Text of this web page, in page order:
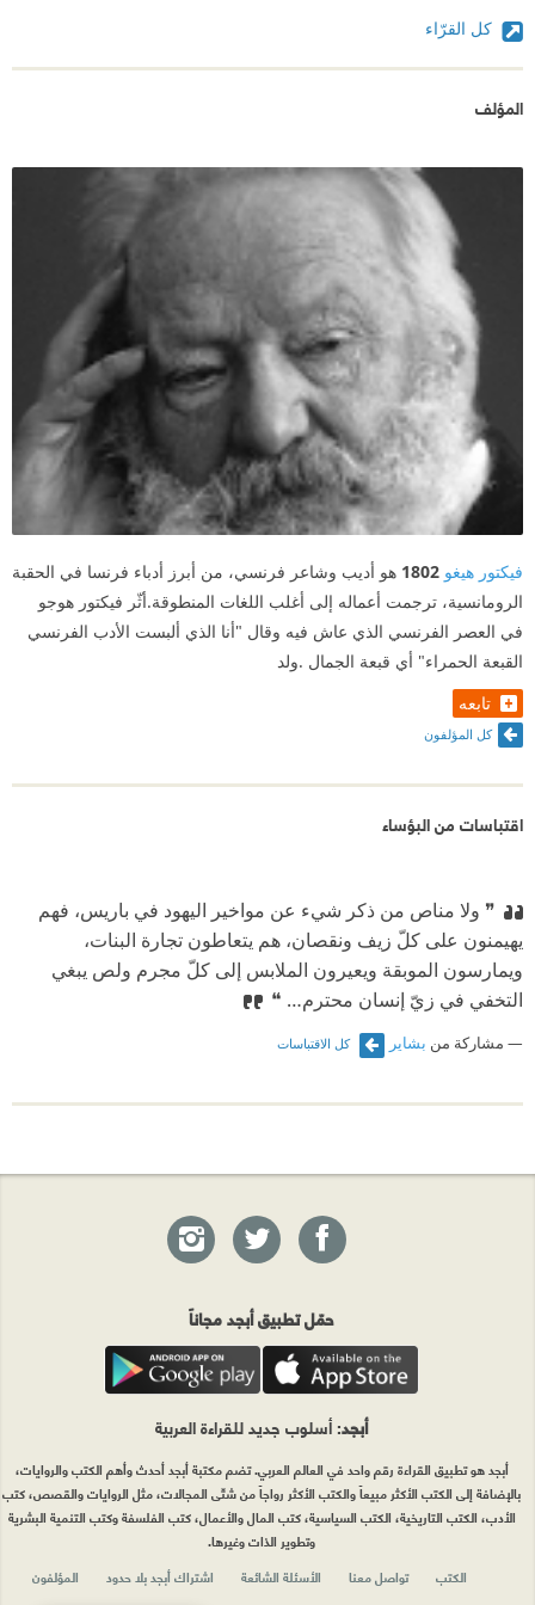
كل القرّاء
المؤلف
فيكتور هيغو 1802 هو أديب وشاعر فرنسي، من أبرز أدباء فرنسا في الحقبة
الرومانسية، ترجمت أعماله إلى أغلب اللغات المنطوقة.أثّر فيكتور هوجو
في العصر الفرنسي الذي عاش فيه وقال "أنا الذي ألبست الأدب الفرنسي
القبعة الحمراء" أي قبعة الجمال .ولد
تابعه
كل المؤلفون
اقتباسات من البؤساء
❞ ولا مناص من ذكر شيء عن مواخير اليهود في باريس، فهم
يهيمنون على كلّ زيف ونقصان، هم يتعاطون تجارة البنات،
ويمارسون الموبقة ويعيرون الملابس إلى كلّ مجرم ولص يبغي
التخفي في زيّ إنسان محترم… ❝
مشاركة من بشاير كل الاقتباسات
حمّل تطبيق أبجد مجاناً
أبجد: أسلوب جديد للقراءة العربية
أبجد هو تطبيق القراءة رقم واحد في العالم العربي. تضم مكتبة أبجد أحدث وأهم الكتب والروايات،
بالإضافة إلى الكتب الأكثر مبيعاً والكتب الأكثر رواجاً من شتّى المجالات، مثل الروايات والقصص، كتب
الأدب، الكتب التاريخية، الكتب السياسية، كتب المال والأعمال، كتب الفلسفة وكتب التنمية البشرية
وتطوير الذات وغيرها.
الكتب
تواصل معنا الأسئلة الشائعة اشتراك أبجد بلا حدود المؤلفون